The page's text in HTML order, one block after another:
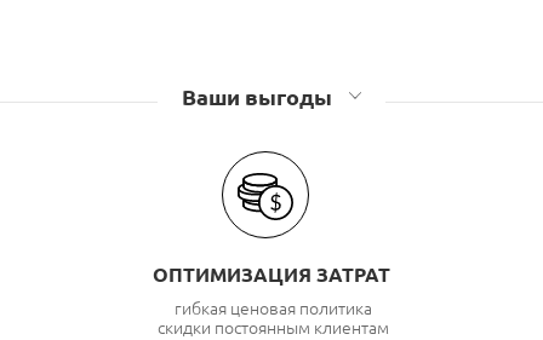
Аксессуары для шкафов и стоек Связьстройдеталь
Ваши выгоды
ОПТИМИЗАЦИЯ ЗАТРАТ
гибкая ценовая политика
скидки постоянным клиентам